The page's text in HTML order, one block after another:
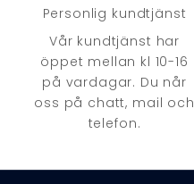
Personlig kundtjänst
Vår kundtjänst har
öppet mellan kl 10-16
på vardagar. Du når
oss på chatt, mail och
telefon.